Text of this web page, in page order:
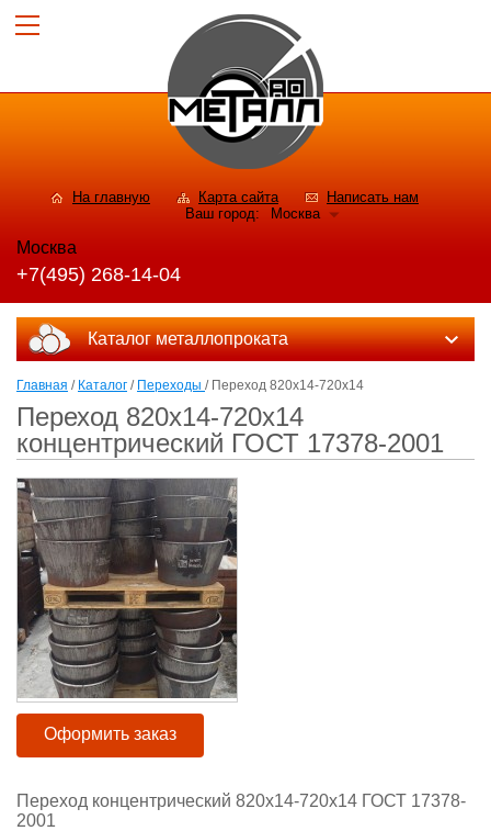
На главную Карта сайта
Написать нам
Ваш город:
Москва
Москва
+7(495) 268-14-04
Каталог металлопроката
Главная / Каталог / Переходы / Переход 820x14-720x14
Переход 820x14-720x14
концентрический ГОСТ 17378-2001
Оформить заказ
Переход концентрический 820x14-720x14 ГОСТ 17378-
2001